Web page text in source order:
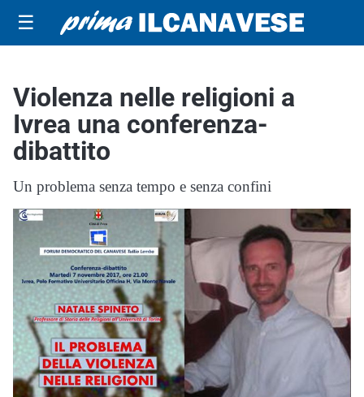
☰
Violenza nelle religioni a
Ivrea una conferenza-
dibattito
Un problema senza tempo e senza confini